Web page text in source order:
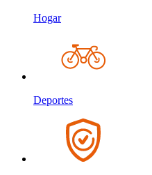
Hogar
Deportes